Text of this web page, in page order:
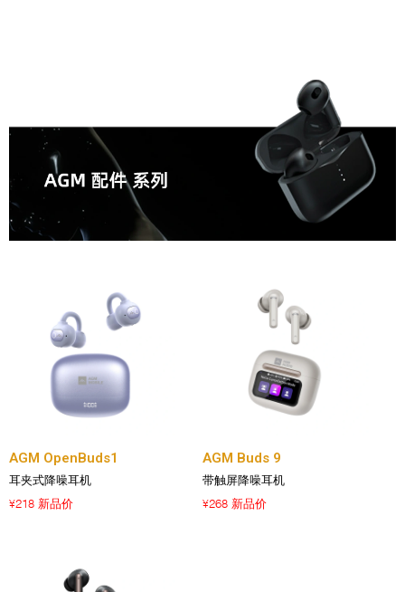
AGM OpenBuds1
耳夹式降噪耳机
¥218 新品价
AGM Buds 9
带触屏降噪耳机
¥268 新品价